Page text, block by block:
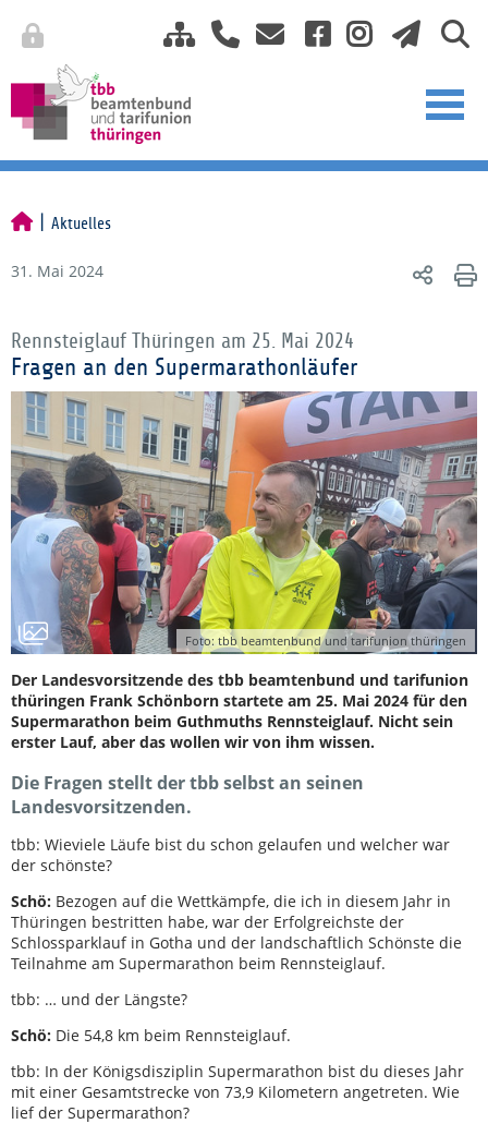
Aktuelles
31. Mai 2024
Rennsteiglauf Thüringen am 25. Mai 2024
Fragen an den Supermarathonläufer
Foto: tbb beamtenbund und tarifunion thüringen
Der Landesvorsitzende des tbb beamtenbund und tarifunion
thüringen Frank Schönborn startete am 25. Mai 2024 für den
Supermarathon beim Guthmuths Rennsteiglauf. Nicht sein
erster Lauf, aber das wollen wir von ihm wissen.
Die Fragen stellt der tbb selbst an seinen
Landesvorsitzenden.
tbb: Wieviele Läufe bist du schon gelaufen und welcher war
der schönste?
Schö: Bezogen auf die Wettkämpfe, die ich in diesem Jahr in
Thüringen bestritten habe, war der Erfolgreichste der
Schlossparklauf in Gotha und der landschaftlich Schönste die
Teilnahme am Supermarathon beim Rennsteiglauf.
tbb: … und der Längste?
Schö: Die 54,8 km beim Rennsteiglauf.
tbb: In der Königsdisziplin Supermarathon bist du dieses Jahr
mit einer Gesamtstrecke von 73,9 Kilometern angetreten. Wie
lief der Supermarathon?